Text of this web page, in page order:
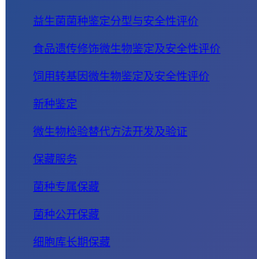
益生菌菌种鉴定分型与安全性评价
食品遗传修饰微生物鉴定及安全性评价
饲用转基因微生物鉴定及安全性评价
新种鉴定
微生物检验替代方法开发及验证
保藏服务
菌种专属保藏
菌种公开保藏
细胞库长期保藏